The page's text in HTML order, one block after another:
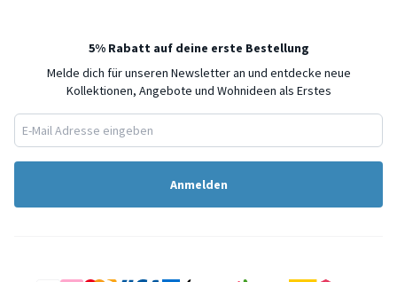
5% Rabatt auf deine erste Bestellung
Melde dich für unseren Newsletter an und entdecke neue
Kollektionen, Angebote und Wohnideen als Erstes
Anmelden